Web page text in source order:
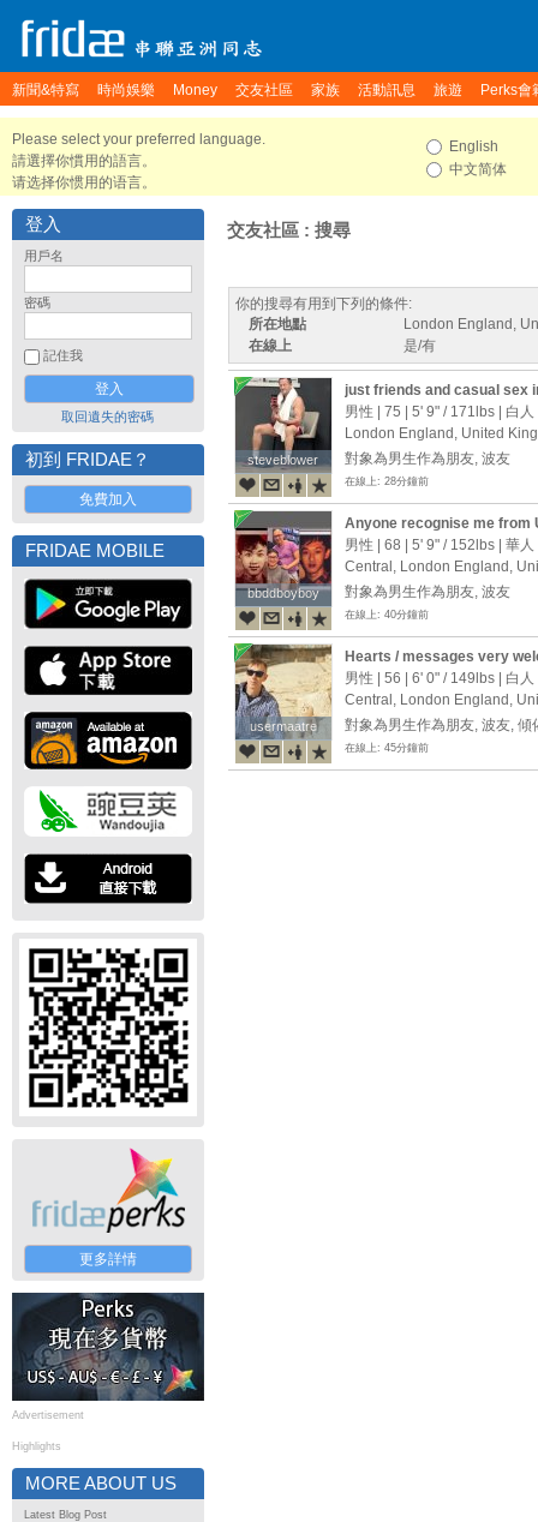
新聞&特寫 時尚娛樂 Money 交友社區 家族 活動訊息 旅遊 Perks會
Please select your preferred language.
請選擇你慣用的語言。
请选择你惯用的语言。
English
中文简体
登入
用戶名
密碼
記住我
取回遺失的密碼
初到 FRIDAE？
免費加入
FRIDAE MOBILE
更多詳情
Advertisement
Highlights
MORE ABOUT US
Latest Blog Post
交友社區 : 搜尋
你的搜尋有用到下列的條件:
所在地點
London England,
在線上
是/有
steveblower
steveblower
just friends and casual sex
男性 | 75 | 5' 9" / 171lbs | 白人
London England, United
對象為男生作為朋友, 波友
在線上: 28分鐘前
bbddboyboy
bbddboyboy
Anyone recognise me from
Kong?
男性 | 68 | 5' 9" / 152lbs | 華人
Central, London England,
對象為男生作為朋友, 波友
在線上: 40分鐘前
usermaatre
usermaatre
Hearts / messages very
男性 | 56 | 6' 0" / 149lbs | 白人
Central, London England,
對象為男生作為朋友, 波友, 傾
在線上: 45分鐘前